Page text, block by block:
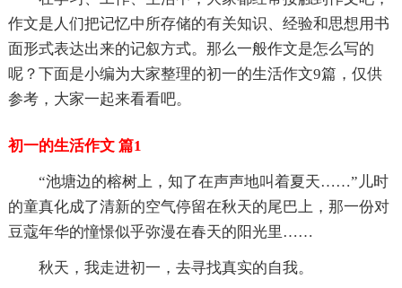
作文是人们把记忆中所存储的有关知识、经验和思想用书
面形式表达出来的记叙方式。那么一般作文是怎么写的
呢？下面是小编为大家整理的初一的生活作文9篇，仅供
参考，大家一起来看看吧。
初一的生活作文 篇1
“池塘边的榕树上，知了在声声地叫着夏天……”儿时
的童真化成了清新的空气停留在秋天的尾巴上，那一份对
豆蔻年华的憧憬似乎弥漫在春天的阳光里……
秋天，我走进初一，去寻找真实的自我。